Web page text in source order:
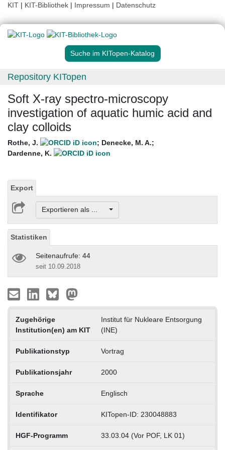
KIT | KIT-Bibliothek | Impressum | Datenschutz
Suche im KITopen-Katalog
Repository KITopen
Soft X-ray spectro-microscopy
investigation of aquatic humic acid and
clay colloids
Rothe, J. ; Denecke, M. A.;
Dardenne, K.
Export
Exportieren als ...
Statistiken
Seitenaufrufe: 44
seit 10.09.2018
Zugehörige
Institution(en) am KIT
Institut für Nukleare Entsorgung
(INE)
Publikationstyp Vortrag
Publikationsjahr 2000
Sprache Englisch
Identifikator KITopen-ID: 230048883
HGF-Programm 33.03.04 (Vor POF, LK 01)